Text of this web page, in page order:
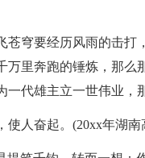
苍穹要经历风雨的击打
万里奔跑的锤炼，那么
一代雄主立一世伟业，
使人奋起。(20xx年湖